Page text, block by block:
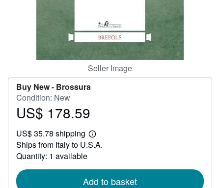
Seller Image
Buy New - Brossura
Condition: New
Price
178.59
US$ 178.59
US$ 35.78 shipping
Learn
more
Ships from Italy to U.S.A.
Quantity: 1 available
Add to basket